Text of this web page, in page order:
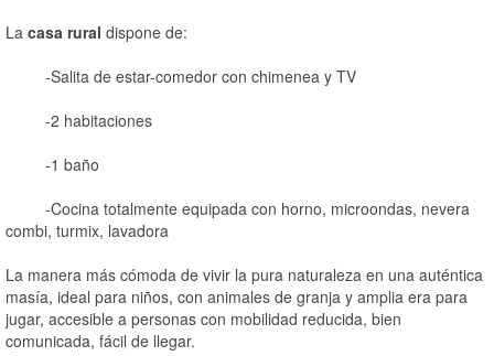
La casa rural dispone de:
-Salita de estar-comedor con chimenea y TV
-2 habitaciones
-1 baño
-Cocina totalmente equipada con horno, microondas, nevera
combi, turmix, lavadora
La manera más cómoda de vivir la pura naturaleza en una auténtica
masía, ideal para niños, con animales de granja y amplia era para
jugar, accesible a personas con mobilidad reducida, bien
comunicada, fácil de llegar.